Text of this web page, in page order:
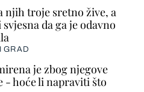
njih troje sretno žive, a
da ga je odavno
GRAD
je zbog njegove
- hoće li napraviti što